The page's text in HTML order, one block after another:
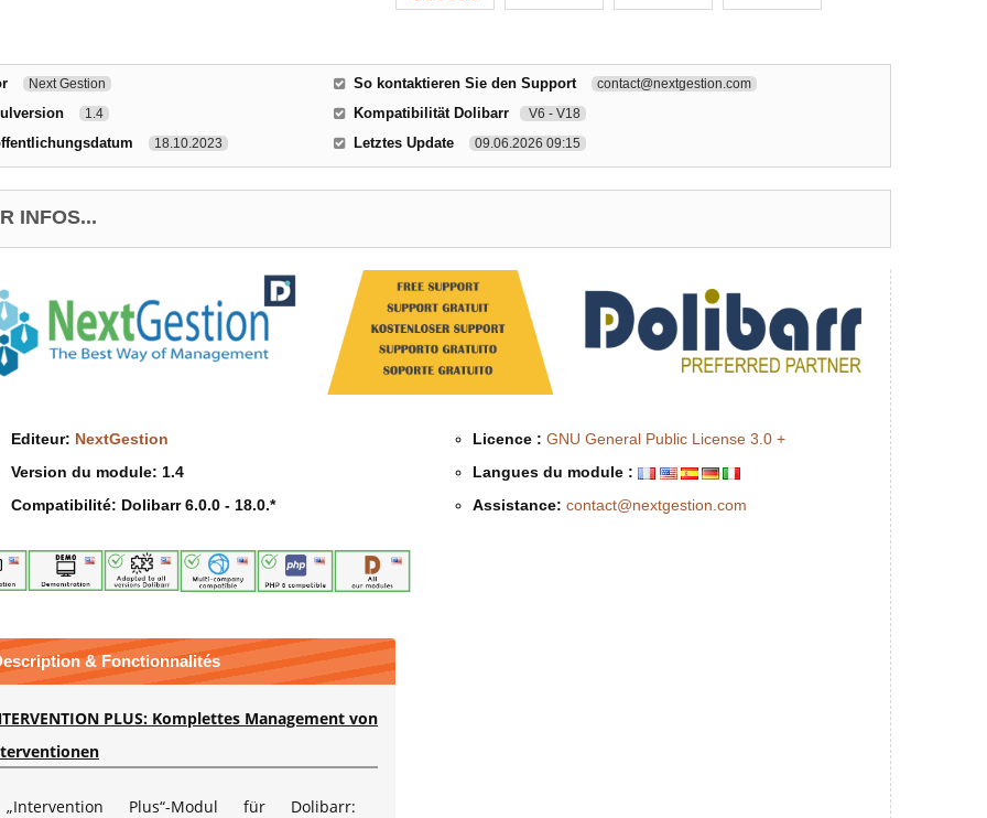
Next Gestion
1.4
18.10.2023
So kontaktieren Sie den Support contact@nextgestion.com
Kompatibilität Dolibarr V6 - V18
Letztes Update 09.06.2026 09:15
INFOS...
Editeur: NextGestion
Version du module: 1.4
Compatibilité: Dolibarr 6.0.0 - 18.0.*
Licence : GNU General Public License 3.0 +
Langues du module :
Assistance: contact@nextgestion.com
& Fonctionnalités
PLUS: Komplettes Management von
„Intervention Plus“-Modul für Dolibarr: